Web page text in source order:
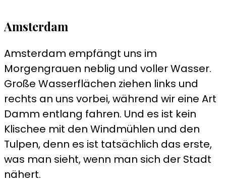
Amsterdam
Amsterdam empfängt uns im
Morgengrauen neblig und voller Wasser.
Große Wasserflächen ziehen links und
rechts an uns vorbei, während wir eine Art
Damm entlang fahren. Und es ist kein
Klischee mit den Windmühlen und den
Tulpen, denn es ist tatsächlich das erste,
was man sieht, wenn man sich der Stadt
nähert.